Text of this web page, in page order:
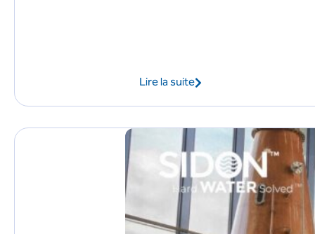
Lire la suite